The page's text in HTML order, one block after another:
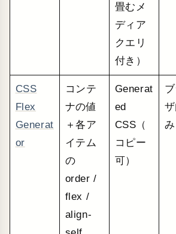
畳むメ
ディア
クエリ
付き）
CSS
Flex
Generat
or
コンテ
ナの値
＋各ア
イテム
の
order /
flex /
align-
Generat
ed
CSS（
コピー
可）
み